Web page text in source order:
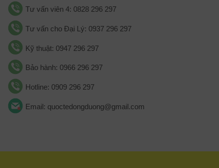
Tư vấn viên 4: 0828 296 297
Tư vấn cho Đại Lý: 0937 296 297
Kỹ thuật: 0947 296 297
Bảo hành: 0966 296 297
Hotline: 0909 296 297
Email: quoctedongduong@gmail.com